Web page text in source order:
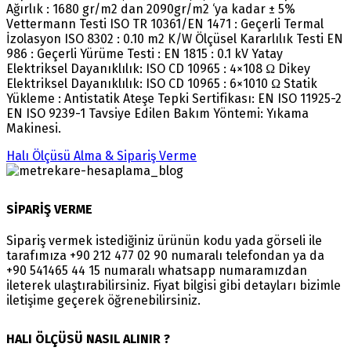
Ağırlık : 1680 gr/m2 dan 2090gr/m2 ‘ya kadar ± 5%
Vettermann Testi ISO TR 10361/EN 1471 : Geçerli Termal
İzolasyon ISO 8302 : 0.10 m2 K/W Ölçüsel Kararlılık Testi EN
986 : Geçerli Yürüme Testi : EN 1815 : 0.1 kV Yatay
Elektriksel Dayanıklılık: ISO CD 10965 : 4×108 Ω Dikey
Elektriksel Dayanıklılık: ISO CD 10965 : 6×1010 Ω Statik
Yükleme : Antistatik Ateşe Tepki Sertifikası: EN ISO 11925-2
EN ISO 9239-1 Tavsiye Edilen Bakım Yöntemi: Yıkama
Makinesi.
Halı Ölçüsü Alma & Sipariş Verme
SİPARİŞ VERME
Sipariş vermek istediğiniz ürünün kodu yada görseli ile
tarafımıza +90 212 477 02 90 numaralı telefondan ya da
+90 541465 44 15 numaralı whatsapp numaramızdan
ileterek ulaştırabilirsiniz. Fiyat bilgisi gibi detayları bizimle
iletişime geçerek öğrenebilirsiniz.
HALI ÖLÇÜSÜ NASIL ALINIR ?